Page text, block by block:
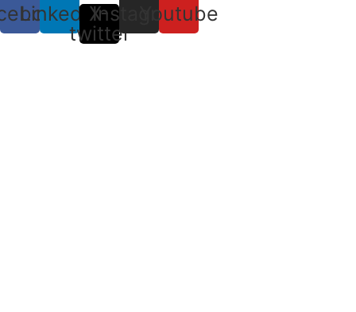
LinkedinX-
twitter
InstagramYoutube